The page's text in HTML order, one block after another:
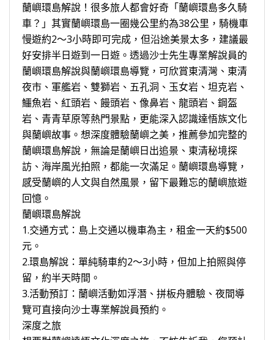
蘭嶼環島解說！很多旅人都會好奇「蘭嶼環島多久騎
車？」其實蘭嶼環島一圈幾公里約為38公里，騎機車
慢遊約2～3小時即可完成，但沿途美景太多，建議最
好安排半日遊到一日遊。透過沙士先生專業解說員的
蘭嶼環島解說與蘭嶼環島導覽，可欣賞東清灣、東清
夜市、軍艦岩、雙獅岩、五孔洞、玉女岩、坦克岩、
鱷魚岩、紅頭岩、饅頭岩、像鼻岩、龍頭岩、鋼盔
岩、青青草原等熱門景點，更能深入認識達悟族文化
與蘭嶼故事。想深度體驗蘭嶼之美，推薦參加完整的
蘭嶼環島解說，無論是蘭嶼日出追景、東清秘境探
訪、海岸風光拍照，都能一次滿足。蘭嶼環島導覽，
感受蘭嶼的人文與自然風景，留下最難忘的蘭嶼旅遊
回憶。
蘭嶼環島解說
1.交通方式：島上交通以機車為主，租金一天約$500
元。
2.環島解說：單純騎車約2～3小時，但加上拍照與停
留，約半天時間。
3.活動預訂：蘭嶼活動如浮潛、拼板舟體驗、夜間導
覽可直接向沙士專業解說員預約。
深度之旅